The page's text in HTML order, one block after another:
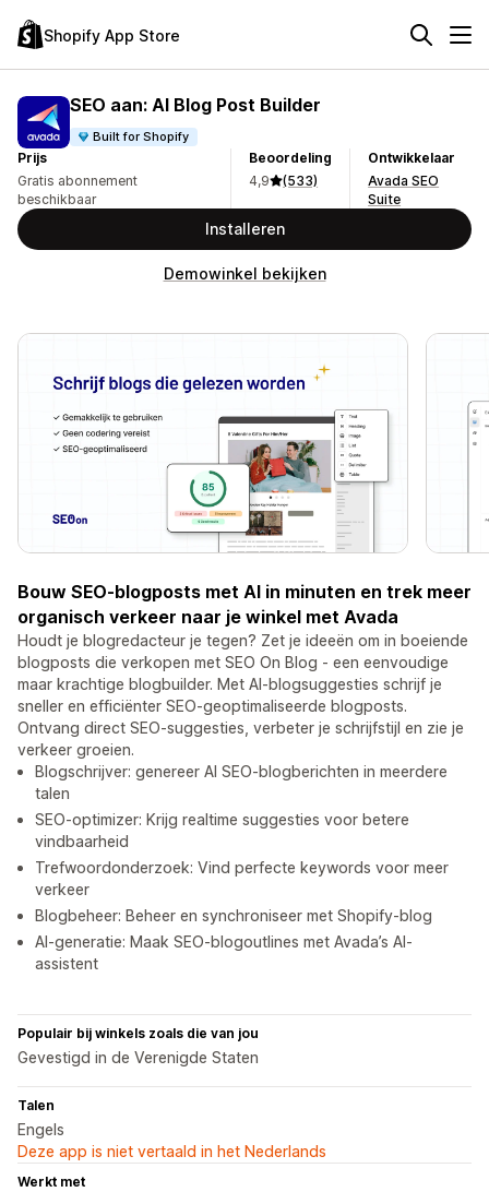
Shopify App Store
SEO aan: AI Blog Post Builder
Built for Shopify
Prijs
Gratis abonnement
beschikbaar
Beoordeling
4,9
(533)
Ontwikkelaar
Avada SEO
Suite
Installeren
Demowinkel bekijken
Bouw SEO-blogposts met AI in minuten en trek meer
organisch verkeer naar je winkel met Avada
Houdt je blogredacteur je tegen? Zet je ideeën om in boeiende
blogposts die verkopen met SEO On Blog - een eenvoudige
maar krachtige blogbuilder. Met AI-blogsuggesties schrijf je
sneller en efficiënter SEO-geoptimaliseerde blogposts.
Ontvang direct SEO-suggesties, verbeter je schrijfstijl en zie je
verkeer groeien.
Blogschrijver: genereer AI SEO-blogberichten in meerdere
talen
SEO-optimizer: Krijg realtime suggesties voor betere
vindbaarheid
Trefwoordonderzoek: Vind perfecte keywords voor meer
verkeer
Blogbeheer: Beheer en synchroniseer met Shopify-blog
AI-generatie: Maak SEO-blogoutlines met Avada’s AI-
assistent
Populair bij winkels zoals die van jou
Gevestigd in de Verenigde Staten
Talen
Engels
Deze app is niet vertaald in het Nederlands
Werkt met